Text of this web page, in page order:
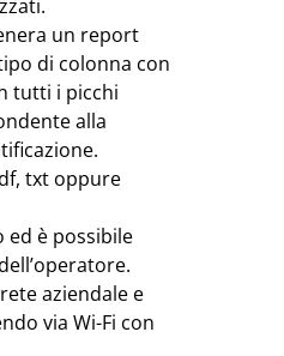
un report
di colonna con
tutti i picchi
alla
txt oppure
ed è possibile
aziendale e
via Wi-Fi con